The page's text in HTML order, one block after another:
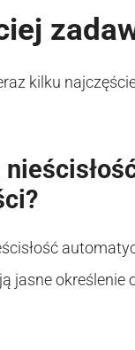
kilku
jasne